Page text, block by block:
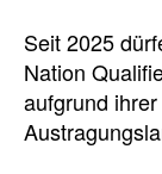
Seit 2025
Nation
aufgrund